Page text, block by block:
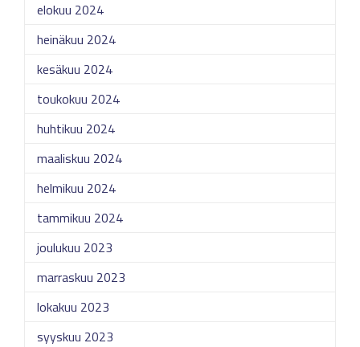
elokuu 2024
heinäkuu 2024
kesäkuu 2024
toukokuu 2024
huhtikuu 2024
maaliskuu 2024
helmikuu 2024
tammikuu 2024
joulukuu 2023
marraskuu 2023
lokakuu 2023
syyskuu 2023